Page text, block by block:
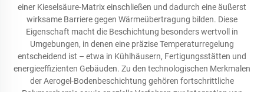
einer Kieselsäure-Matrix einschließen und dadurch eine äußerst
wirksame Barriere gegen Wärmeübertragung bilden. Diese
Eigenschaft macht die Beschichtung besonders wertvoll in
Umgebungen, in denen eine präzise Temperaturregelung
entscheidend ist – etwa in Kühlhäusern, Fertigungsstätten und
energieeffizienten Gebäuden. Zu den technologischen Merkmalen
der Aerogel-Bodenbeschichtung gehören fortschrittliche